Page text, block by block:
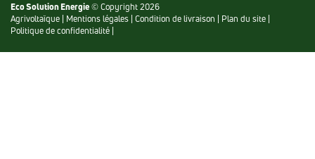
Eco Solution Energie© Copyright 2026
Agrivoltaïque | Mentions légales | Condition de livraison | Plan du site |
Politique de confidentialité |